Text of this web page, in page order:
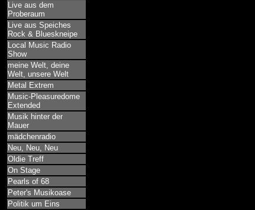
Live aus dem
Proberaum
Live aus Speiches
Rock & Blueskneipe
Local Music Radio
Show
meine Welt, deine
Welt, unsere Welt
Metal Extrem
Music-Pleasuredome
Extended
Musik hinter der
Mauer
mädchenradio
Neu, Neu, Neu
Oldie Treff
On Stage
Pearls of 68
Peter's Musikoase
Politik um Eins